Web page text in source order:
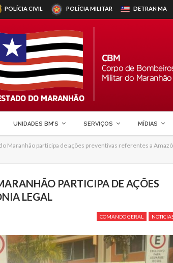
POLÍCIA CIVIL POLÍCIA MILITAR DETRANMA
UNIDADES BM’S SERVIÇOS MÍDIAS
Maranhão participa de ações preventivas referentes a
PARTICIPA DE AÇÕES
LEGAL
COMANDO GERAL